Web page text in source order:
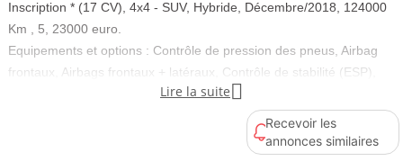
Inscription * (17 CV), 4x4 - SUV, Hybride, Décembre/2018, 124000
Km , 5, 23000 euro.
Equipements et options : Contrôle de pression des pneus, Airbag
frontaux, Airbags frontaux + latéraux, Contrôle de stabilité (ESP),
Rétroviseurs électriques, Intérieur cuir, Vitres électriques,
Ordinateur de bord, Fermeture centralisée.
Puissance réelle
Lire la suite 
Recevoir les
annonces similaires